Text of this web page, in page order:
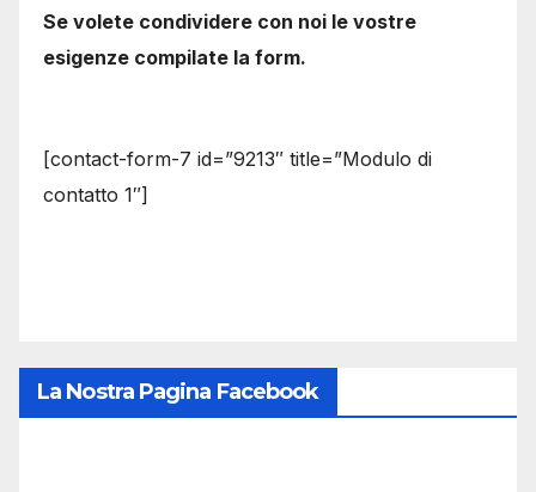
Se volete condividere con noi le vostre
esigenze compilate la form.
[contact-form-7 id=”9213″ title=”Modulo di
contatto 1″]
La Nostra Pagina Facebook